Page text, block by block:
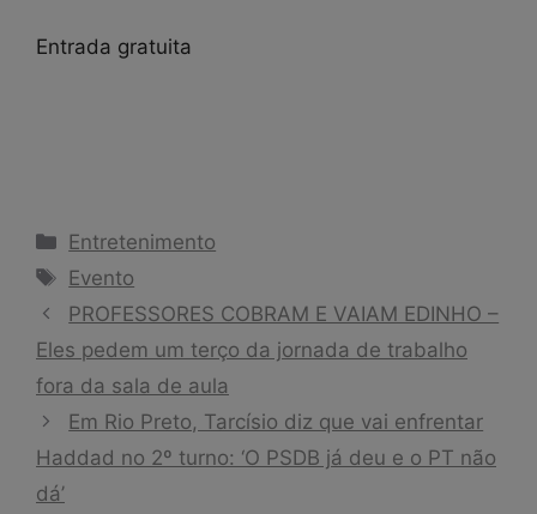
Entrada gratuita
Categorias
Entretenimento
Tags
Evento
PROFESSORES COBRAM E VAIAM EDINHO –
Eles pedem um terço da jornada de trabalho
fora da sala de aula
Em Rio Preto, Tarcísio diz que vai enfrentar
Haddad no 2º turno: ‘O PSDB já deu e o PT não
dá’